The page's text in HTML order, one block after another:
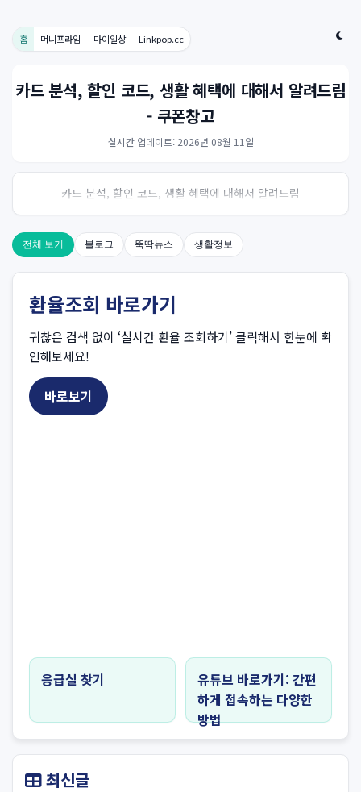
홈 머니프라임 마이일상 Linkpop.cc
카드 분석, 할인 코드, 생활 혜택에 대해서 알려드림
- 쿠폰창고
실시간 업데이트: 2026년 08월 11일
카드 분석, 할인 코드, 생활 혜택에 대해서 알려드림
전체 보기 블로그 뚝딱뉴스 생활정보
환율조회 바로가기
귀찮은 검색 없이 ‘실시간 환율 조회하기’ 클릭해서 한눈에 확
인해보세요!
바로보기
응급실 찾기
유튜브 바로가기: 간편
하게 접속하는 다양한
방법
최신글